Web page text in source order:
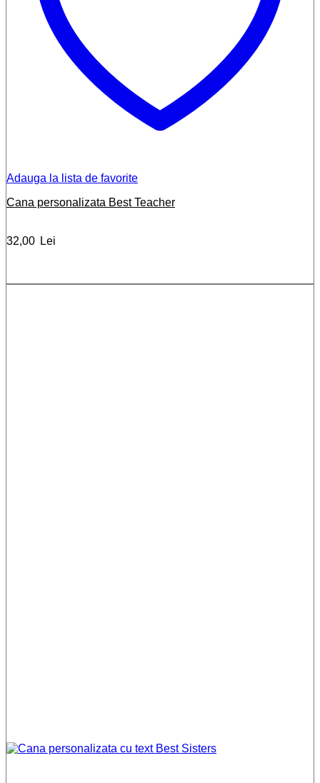
Adauga la lista de favorite
Cana personalizata Best Teacher
32,00 Lei